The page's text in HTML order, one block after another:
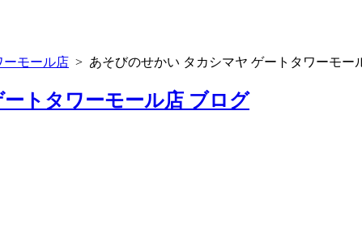
ーモール店 > あそびのせかい タカシマヤ ゲートタワーモー
トタワーモール店 ブログ